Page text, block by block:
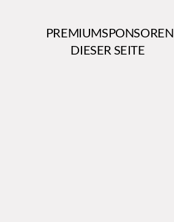
PREMIUMSPONSOREN
DIESER SEITE